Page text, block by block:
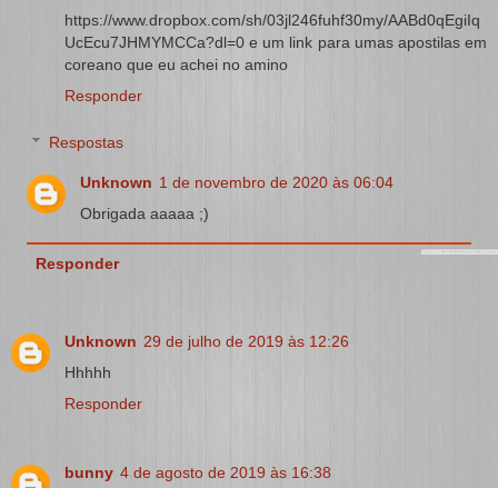
https://www.dropbox.com/sh/03jl246fuhf30my/AABd0qEgiIq
UcEcu7JHMYMCCa?dl=0 e um link para umas apostilas em
coreano que eu achei no amino
Responder
Respostas
Unknown 1 de novembro de 2020 às 06:04
Obrigada aaaaa ;)
Responder
Unknown 29 de julho de 2019 às 12:26
Hhhhh
Responder
bunny 4 de agosto de 2019 às 16:38